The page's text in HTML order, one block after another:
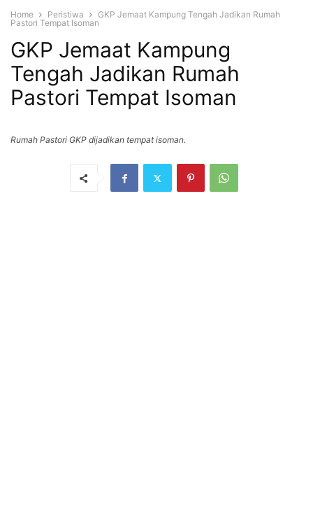
Home Peristiwa
GKP Jemaat Kampung Tengah Jadikan Rumah
Pastori Tempat Isoman
GKP Jemaat Kampung
Tengah Jadikan Rumah
Pastori Tempat Isoman
Rumah Pastori GKP dijadikan tempat isoman.